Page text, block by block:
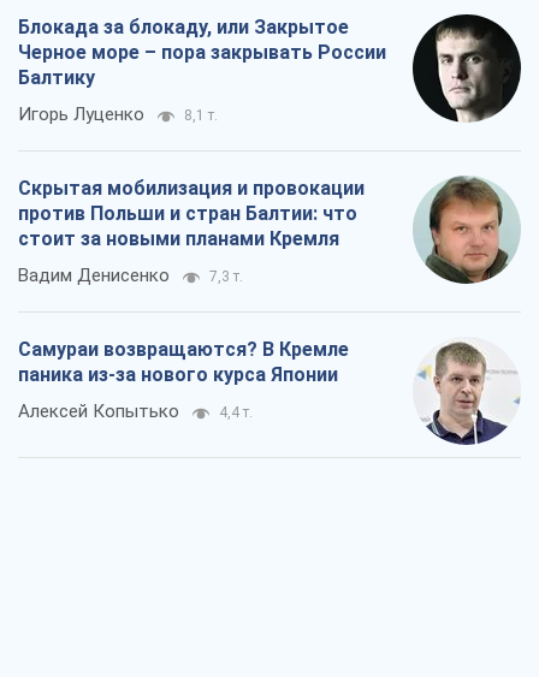
Блокада за блокаду, или Закрытое
Черное море – пора закрывать России
Балтику
Игорь Луценко 8,1 т.
Скрытая мобилизация и провокации
против Польши и стран Балтии: что
стоит за новыми планами Кремля
Вадим Денисенко 7,3 т.
Самураи возвращаются? В Кремле
паника из-за нового курса Японии
Алексей Копытько 4,4 т.